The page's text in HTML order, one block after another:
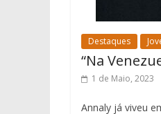
Destaques
“Na
1 de Maio, 2023
Annaly já viveu